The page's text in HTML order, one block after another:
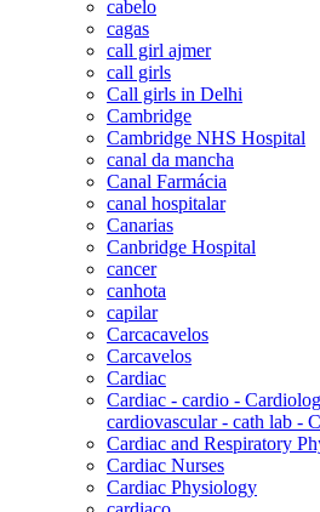
cabelo
cagas
call girl ajmer
call girls
Call girls in Delhi
Cambridge
Cambridge NHS Hospital
canal da mancha
Canal Farmácia
canal hospitalar
Canarias
Canbridge Hospital
cancer
canhota
capilar
Carcacavelos
Carcavelos
Cardiac
Cardiac - cardio -
cardiovascular - cath lab -
Cardiac and Respiratory
Cardiac Nurses
Cardiac Physiology